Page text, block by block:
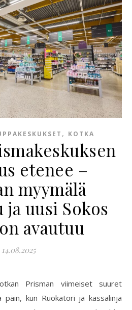
, KOTKA
etenee –
myymälä
uusi Sokos
avautuu
14.08.2025
Prisman viimeiset suuret
kun Ruokatori ja kassalinja